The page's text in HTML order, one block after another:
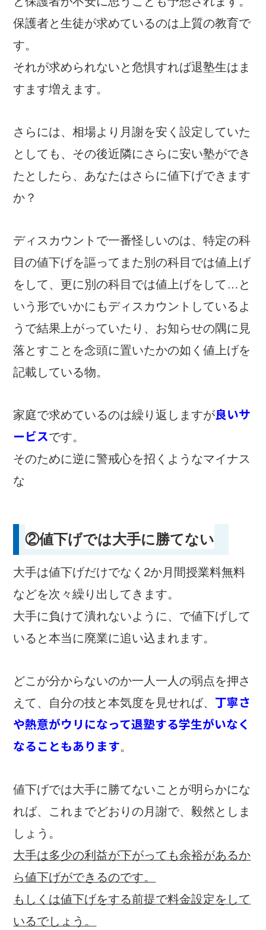
保護者と生徒が求めているのは上質の教育で
す。
それが求められないと危惧すれば退塾生はま
すます増えます。
さらには、相場より月謝を安く設定していた
としても、その後近隣にさらに安い塾ができ
たとしたら、あなたはさらに値下げできます
か？
ディスカウントで一番怪しいのは、特定の科
目の値下げを謳ってまた別の科目では値上げ
をして、更に別の科目では値上げをして…と
いう形でいかにもディスカウントしているよ
うで結果上がっていたり、お知らせの隅に見
落とすことを念頭に置いたかの如く値上げを
記載している物。
家庭で求めているのは繰り返しますが良いサ
ービスです。
そのために逆に警戒心を招くようなマイナス
な値下げはやめましょう。
②値下げでは大手に勝てない
大手は値下げだけでなく2か月間授業料無料
などを次々繰り出してきます。
大手に負けて潰れないように、で値下げして
いると本当に廃業に追い込まれます。
どこが分からないのか一人一人の弱点を押さ
えて、自分の技と本気度を見せれば、 丁寧さ
や熱意がウリになって退塾する学生がいなく
なることもあります。
値下げでは大手に勝てないことが明らかにな
れば、これまでどおりの月謝で、毅然としま
しょう。
大手は多少の利益が下がっても余裕があるか
ら値下げができるのです。
もしくは値下げをする前提で料金設定をして
いるでしょう。